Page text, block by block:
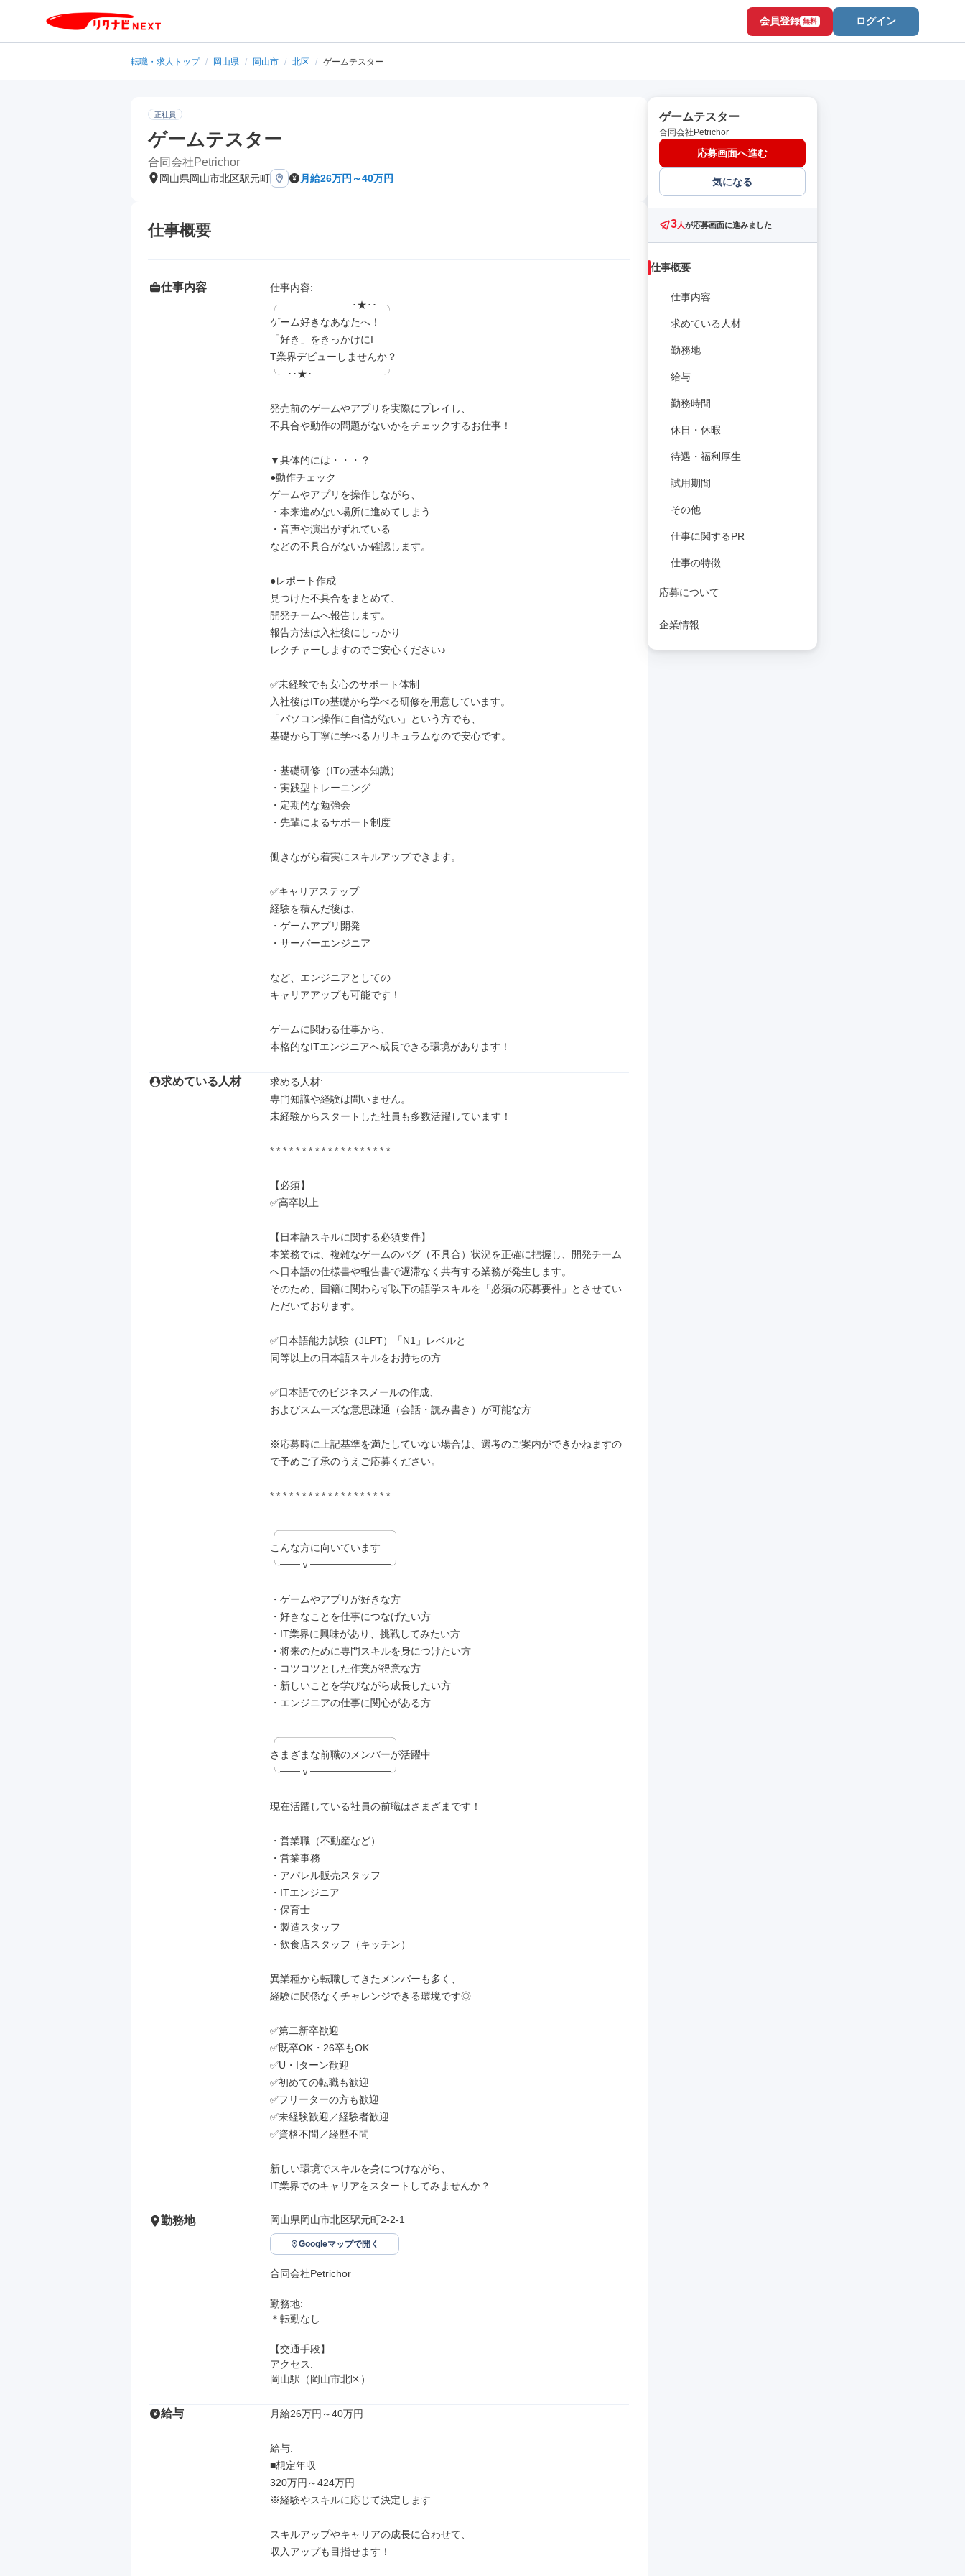
会員登録 無料 ログイン
転職・求人トップ / 岡山県 / 岡山市 / 北区 / ゲームテスター
正社員
ゲームテスター
合同会社Petrichor
岡山県岡山市北区駅元町 月給26万円～40万円
仕事概要
仕事内容
仕事内容:
╭──────────･★･･─╮
ゲーム好きなあなたへ！
「好き」をきっかけにI
T業界デビューしませんか？
╰─･･★･──────────╯
発売前のゲームやアプリを実際にプレイし、
不具合や動作の問題がないかをチェックするお仕事！
▼具体的には・・・？
●動作チェック
ゲームやアプリを操作しながら、
・本来進めない場所に進めてしまう
・音声や演出がずれている
などの不具合がないか確認します。
●レポート作成
見つけた不具合をまとめて、
開発チームへ報告します。
報告方法は入社後にしっかり
レクチャーしますのでご安心ください♪
✅未経験でも安心のサポート体制
入社後はITの基礎から学べる研修を用意しています。
「パソコン操作に自信がない」という方でも、
基礎から丁寧に学べるカリキュラムなので安心です。
・基礎研修（ITの基本知識）
・実践型トレーニング
・定期的な勉強会
・先輩によるサポート制度
働きながら着実にスキルアップできます。
✅キャリアステップ
経験を積んだ後は、
・ゲームアプリ開発
・サーバーエンジニア
など、エンジニアとしての
キャリアアップも可能です！
ゲームに関わる仕事から、
本格的なITエンジニアへ成長できる環境があります！
求めている人材
求める人材:
専門知識や経験は問いません。
未経験からスタートした社員も多数活躍しています！
* * * * * * * * * * * * * * * * * * *
【必須】
✅高卒以上
【日本語スキルに関する必須要件】
本業務では、複雑なゲームのバグ（不具合）状況を正確に把握し、開発チーム
へ日本語の仕様書や報告書で遅滞なく共有する業務が発生します。
そのため、国籍に関わらず以下の語学スキルを「必須の応募要件」とさせてい
ただいております。
✅日本語能力試験（JLPT）「N1」レベルと
同等以上の日本語スキルをお持ちの方
✅日本語でのビジネスメールの作成、
およびスムーズな意思疎通（会話・読み書き）が可能な方
※応募時に上記基準を満たしていない場合は、選考のご案内ができかねますの
で予めご了承のうえご応募ください。
* * * * * * * * * * * * * * * * * * *
╭━━━━━━━━━━━╮
こんな方に向いています
╰━━ｖ━━━━━━━━╯
・ゲームやアプリが好きな方
・好きなことを仕事につなげたい方
・IT業界に興味があり、挑戦してみたい方
・将来のために専門スキルを身につけたい方
・コツコツとした作業が得意な方
・新しいことを学びながら成長したい方
・エンジニアの仕事に関心がある方
╭━━━━━━━━━━━╮
さまざまな前職のメンバーが活躍中
╰━━ｖ━━━━━━━━╯
現在活躍している社員の前職はさまざまです！
・営業職（不動産など）
・営業事務
・アパレル販売スタッフ
・ITエンジニア
・保育士
・製造スタッフ
・飲食店スタッフ（キッチン）
異業種から転職してきたメンバーも多く、
経験に関係なくチャレンジできる環境です◎
✅第二新卒歓迎
✅既卒OK・26卒もOK
✅U・Iターン歓迎
✅初めての転職も歓迎
✅フリーターの方も歓迎
✅未経験歓迎／経験者歓迎
✅資格不問／経歴不問
新しい環境でスキルを身につけながら、
IT業界でのキャリアをスタートしてみませんか？
勤務地 岡山県岡山市北区駅元町2-2-1
Googleマップで開く
合同会社Petrichor
勤務地:
＊転勤なし
【交通手段】
アクセス:
岡山駅（岡山市北区）
給与 月給26万円～40万円
給与:
■想定年収
320万円～424万円
※経験やスキルに応じて決定します
スキルアップやキャリアの成長に合わせて、
収入アップも目指せます！
ゲームテスター
合同会社Petrichor
応募画面へ進む
気になる
3人が応募画面に進みました
仕事概要
仕事内容
求めている人材
勤務地
給与
勤務時間
休日・休暇
待遇・福利厚生
試用期間
その他
仕事に関するPR
仕事の特徴
応募について
企業情報